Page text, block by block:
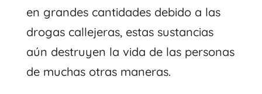
en grandes cantidades debido a las
drogas callejeras, estas sustancias
aún destruyen la vida de las personas
de muchas otras maneras.